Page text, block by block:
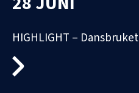
HIGHLIGHT – Dansbruket